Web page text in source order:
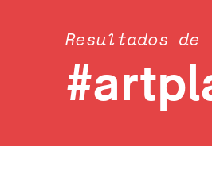
Resultados de